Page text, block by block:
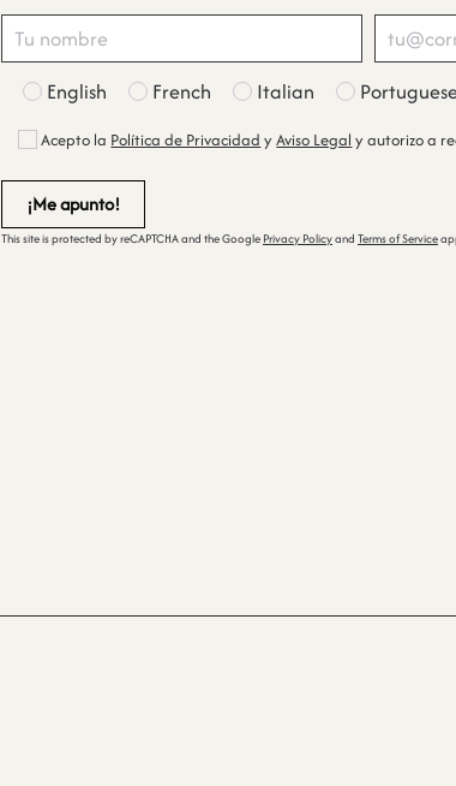
English French Italian
Acepto la Política de Privacidad yAviso Legal y autorizo a
This site is protected by reCAPTCHA and the Google Privacy Policyand Terms of Service